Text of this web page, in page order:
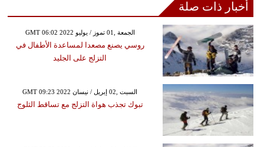
أخبار ذات صلة
GMT 06:02 2022 الجمعة ,01 تموز / يوليو
روسي يصنع مصعدا لمساعدة الأطفال في
التزلج على الجليد
GMT 09:23 2022 السبت ,02 إبريل / نيسان
تبوك تجذب هواة التزلج مع تساقط الثلوج